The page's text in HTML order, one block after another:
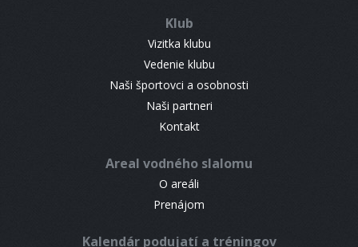
Klub
Vizitka klubu
Vedenie klubu
Naši športovci a osobnosti
Naši partneri
Kontakt
Areal vodného slalomu
O areáli
Prenájom
Kalendár podujatí a tréningov
CONTACT